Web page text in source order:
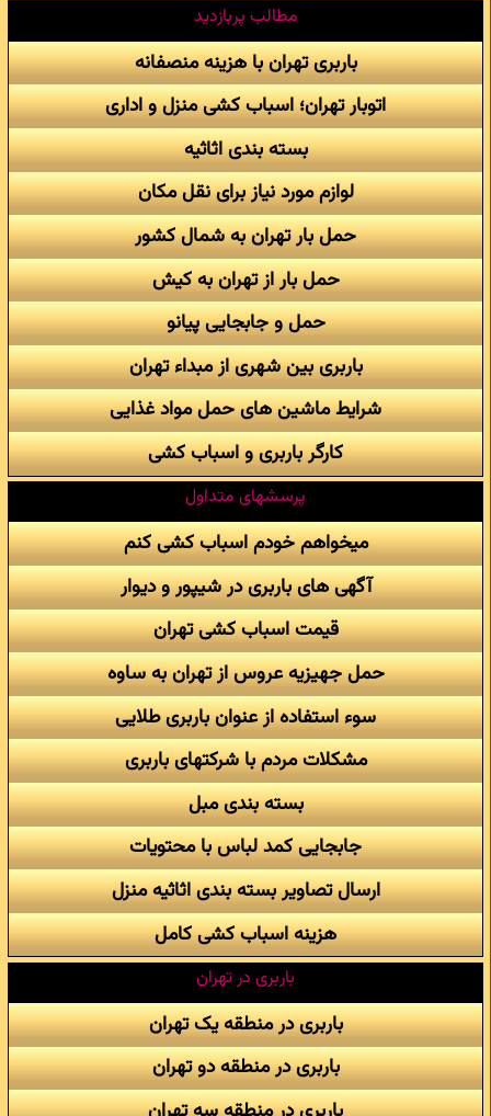
مطالب پربازدید
باربری تهران با هزینه منصفانه
اتوبار تهران؛ اسباب کشی منزل و اداری
بسته بندی اثاثیه
لوازم مورد نیاز برای نقل مکان
حمل بار تهران به شمال کشور
حمل بار از تهران به کیش
حمل و جابجایی پیانو
باربری بین شهری از مبداء تهران
شرایط ماشین های حمل مواد غذایی
کارگر باربری و اسباب کشی
پرسشهای متداول
میخواهم خودم اسباب کشی کنم
آگهی های باربری در شیپور و دیوار
قیمت اسباب کشی تهران
حمل جهیزیه عروس از تهران به ساوه
سوء استفاده از عنوان باربری طلایی
مشکلات مردم با شرکتهای باربری
بسته بندی مبل
جابجایی کمد لباس با محتویات
ارسال تصاویر بسته بندی اثاثیه منزل
هزینه اسباب کشی کامل
باربری در تهران
باربری در منطقه یک تهران
باربری در منطقه دو تهران